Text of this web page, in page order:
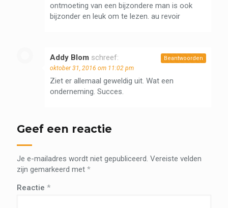
ontmoeting van een bijzondere man is ook
bijzonder en leuk om te lezen. au revoir
Addy Blom schreef:
oktober 31, 2016 om 11:02 pm
Ziet er allemaal geweldig uit. Wat een
onderneming. Succes.
Beantwoorden
Geef een reactie
Je e-mailadres wordt niet gepubliceerd. Vereiste velden
zijn gemarkeerd met *
Reactie *